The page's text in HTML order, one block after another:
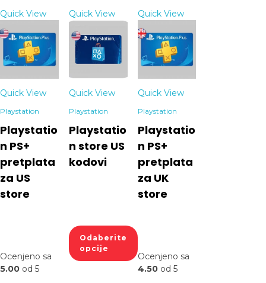
Quick View
Quick View
Playstation
Playstatio
n PS+
pretplata
za US
store
Ocenjeno sa
5.00 od 5
Quick View
Quick View
Playstation
Playstatio
n store US
kodovi
Odaberite
opcije
Quick View
Quick View
Playstation
Playstatio
n PS+
pretplata
za UK
store
Ocenjeno sa
4.50od 5